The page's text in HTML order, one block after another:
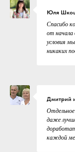
Юля
Спасибо
от начала
условия
никаких
Дмитрий
даже
каждой